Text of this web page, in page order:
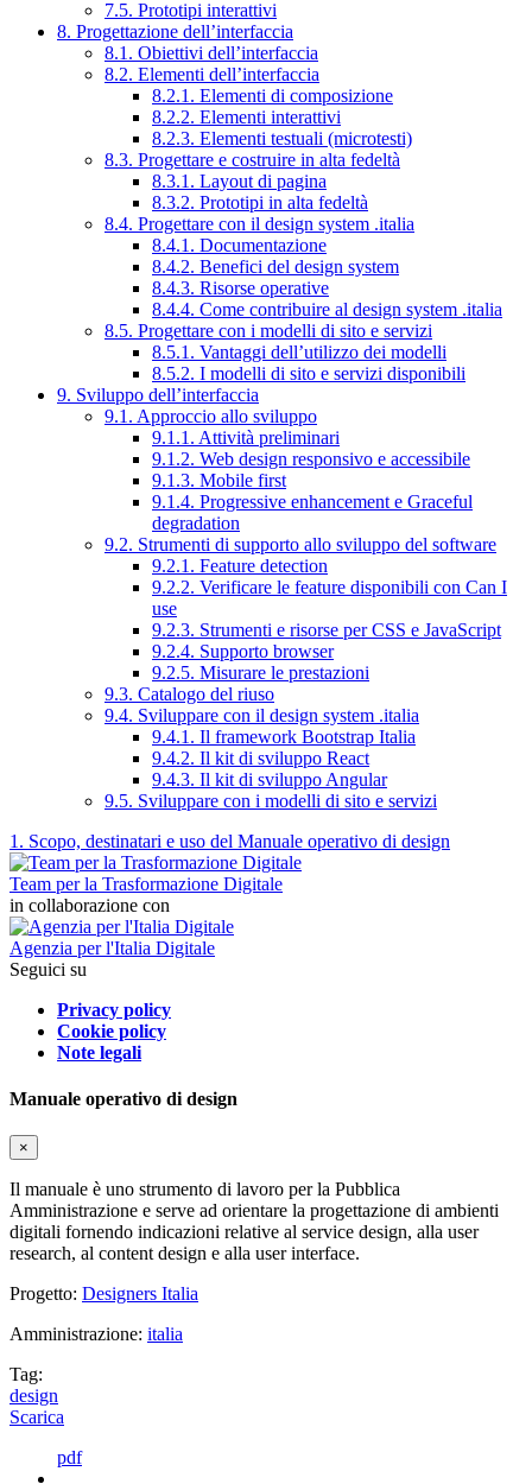
7.5. Prototipi interattivi
8. Progettazione dell’interfaccia
8.1. Obiettivi dell’interfaccia
8.2. Elementi dell’interfaccia
8.2.1. Elementi di composizione
8.2.2. Elementi interattivi
8.2.3. Elementi testuali (microtesti)
8.3. Progettare e costruire in alta fedeltà
8.3.1. Layout di pagina
8.3.2. Prototipi in alta fedeltà
8.4. Progettare con il design system .italia
8.4.1. Documentazione
8.4.2. Benefici del design system
8.4.3. Risorse operative
8.4.4. Come contribuire al design system .italia
8.5. Progettare con i modelli di sito e servizi
8.5.1. Vantaggi dell’utilizzo dei modelli
8.5.2. I modelli di sito e servizi disponibili
9. Sviluppo dell’interfaccia
9.1. Approccio allo sviluppo
9.1.1. Attività preliminari
9.1.2. Web design responsivo e accessibile
9.1.3. Mobile first
9.1.4. Progressive enhancement e Graceful
degradation
9.2. Strumenti di supporto allo sviluppo del software
9.2.1. Feature detection
9.2.2. Verificare le feature disponibili con Can I
use
9.2.3. Strumenti e risorse per CSS e JavaScript
9.2.4. Supporto browser
9.2.5. Misurare le prestazioni
9.3. Catalogo del riuso
9.4. Sviluppare con il design system .italia
9.4.1. Il framework Bootstrap Italia
9.4.2. Il kit di sviluppo React
9.4.3. Il kit di sviluppo Angular
9.5. Sviluppare con i modelli di sito e servizi
1. Scopo, destinatari e uso del Manuale operativo di design
Team per la Trasformazione Digitale
in collaborazione con
Agenzia per l'Italia Digitale
Seguici su
Privacy policy
Cookie policy
Note legali
Manuale operativo di design
×
Il manuale è uno strumento di lavoro per la Pubblica
Amministrazione e serve ad orientare la progettazione di ambienti
digitali fornendo indicazioni relative al service design, alla user
research, al content design e alla user interface.
Progetto: Designers Italia
Amministrazione: italia
Tag:
design
Scarica
pdf